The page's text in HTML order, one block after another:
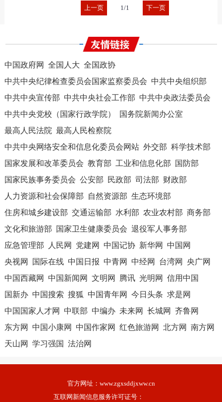
上一页 1/1 下一页
中国政府网 全国人大 全国政协
中共中央纪律检查委员会国家监察委员会 中共中央组织部
中共中央宣传部 中共中央社会工作部 中共中央政法委员会
中共中央党校（国家行政学院）
国务院新闻办公室
最高人民法院 最高人民检察院
中共中央网络安全和信息化委员会网站 外交部 科学技术部
国家发展和改革委员会 教育部 工业和信息化部
国防部
国家民族事务委员会 公安部 民政部 司法部 财政部
人力资源和社会保障部
自然资源部 生态环境部
住房和城乡建设部 交通运输部 水利部 农业农村部 商务部
文化和旅游部
国家卫生健康委员会 退役军人事务部
应急管理部
人民网 党建网 中国记协 新华网
中国网
央视网
国际在线 中国日报 中青网 中经网 台湾网
央广网
中国西藏网
中国新闻网 文明网 腾讯 光明网
信用中国
国新办 中国搜索 搜狐 中国青年网 今日头条 求是网
中国国家人才网
中联部 中编办 未来网 长城网
齐鲁网
东方网
中国小康网 中国作家网 红色旅游网 北方网
南方网
天山网
学习强国 法治网
官方网址： www.zgxsddjxww.cn
互联网新闻信息服务许可证号：